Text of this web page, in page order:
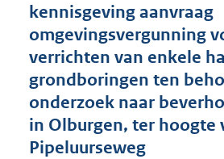
o
t
t
:
2
kennisgeving aanvraag
omgevingsvergunning
verrichten van enkele
grondboringen ten
onderzoek naar
in Olburgen, ter hoogte
Pipeluurseweg